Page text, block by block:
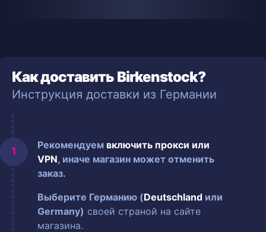
Как доставить Birkenstock?
Инструкция доставки из Германии
Рекомендуем включить прокси или
VPN, иначе магазин может отменить
заказ.
Выберите Германию (Deutschland или
Germany) своей страной на сайте
магазина.